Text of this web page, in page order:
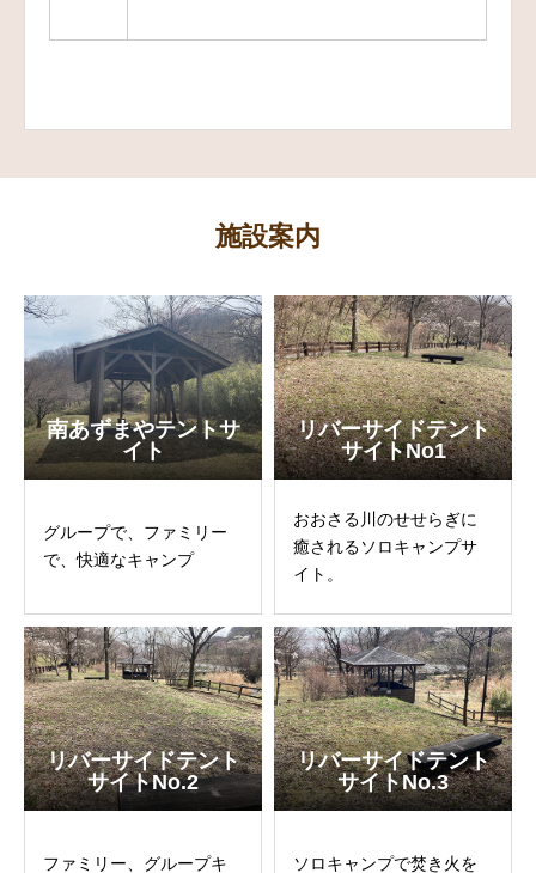
施設案内
南あずまやテントサ
イト
グループで、ファミリー
で、快適なキャンプ
リバーサイドテント
サイトNo1
おおさる川のせせらぎに
癒されるソロキャンプサ
イト。
リバーサイドテント
サイトNo.2
ファミリー、グループキ
リバーサイドテント
サイトNo.3
ソロキャンプで焚き火を